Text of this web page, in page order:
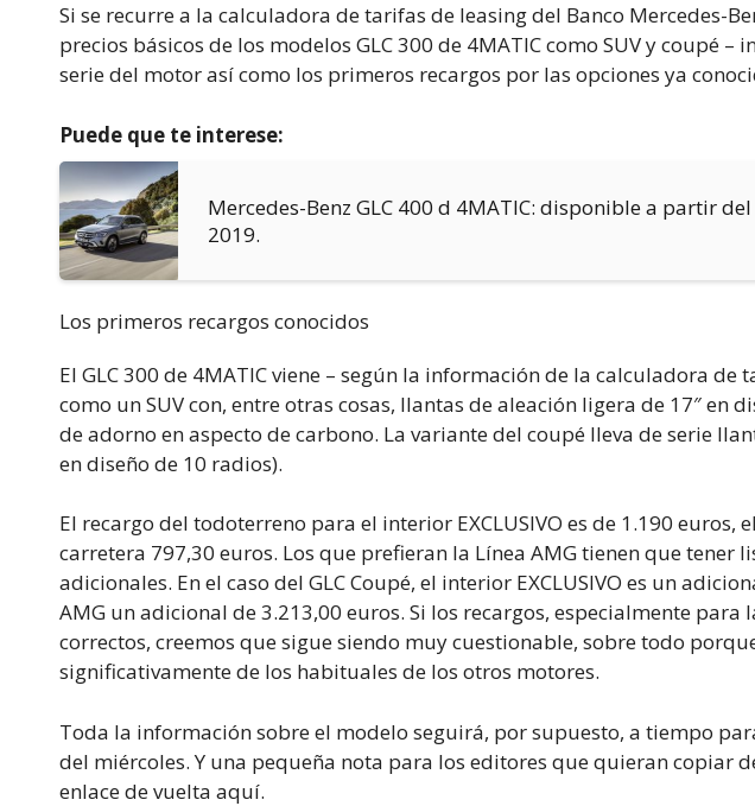
Si se recurre a la calculadora de tarifas de leasing del Banco Mercedes-
precios básicos de los modelos GLC 300 de 4MATIC como SUV y coupé
serie del motor así como los primeros recargos por las opciones ya
Puede que te interese:
Mercedes-Benz GLC 400 d 4MATIC: disponible a partir
2019.
Los primeros recargos conocidos
El GLC 300 de 4MATIC viene – según la información de la calculadora de
como un SUV con, entre otras cosas, llantas de aleación ligera de 17″ en
de adorno en aspecto de carbono. La variante del coupé lleva de serie
en diseño de 10 radios).
El recargo del todoterreno para el interior EXCLUSIVO es de 1.190 euros,
carretera 797,30 euros. Los que prefieran la Línea AMG tienen que tener
adicionales. En el caso del GLC Coupé, el interior EXCLUSIVO es un
AMG un adicional de 3.213,00 euros. Si los recargos, especialmente para
correctos, creemos que sigue siendo muy cuestionable, sobre todo
significativamente de los habituales de los otros motores.
Toda la información sobre el modelo seguirá, por supuesto, a tiempo
del miércoles. Y una pequeña nota para los editores que quieran copiar
enlace de vuelta aquí.